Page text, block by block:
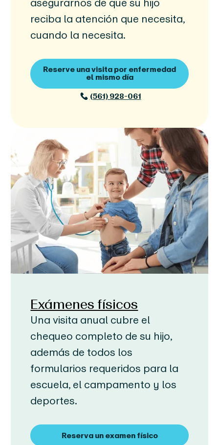
reciba la atención que necesita,
cuando la necesita.
Reserve una visita por enfermedad
el mismo día
(561) 928-061
Exámenes físicos
Una visita anual cubre el
chequeo completo de su hijo,
además de todos los
formularios requeridos para la
escuela, el campamento y los
deportes.
Reserva un examen físico